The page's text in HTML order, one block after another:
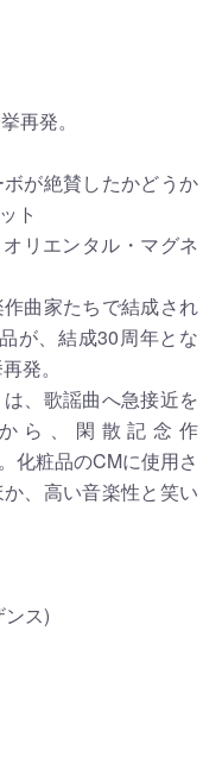
再発。
が絶賛したかどうか
ト
リエンタル・マグネ
曲家たちで結成され
が、結成30周年とな
発。
、歌謡曲へ急接近を
ら、閑散記念作
化粧品のCMに使用さ
、高い音楽性と笑い
ス)